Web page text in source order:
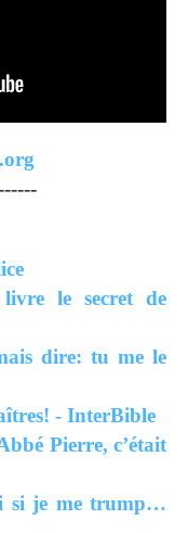
le secret de
dire: tu me le
- InterBible
Pierre, c’était
si je me trump…